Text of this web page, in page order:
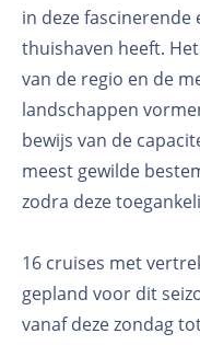
in deze
thuishaven heeft.
van de regio en de
landschappen
bewijs van de
meest gewilde
zodra deze
16 cruises met
gepland voor dit
vanaf deze zondag